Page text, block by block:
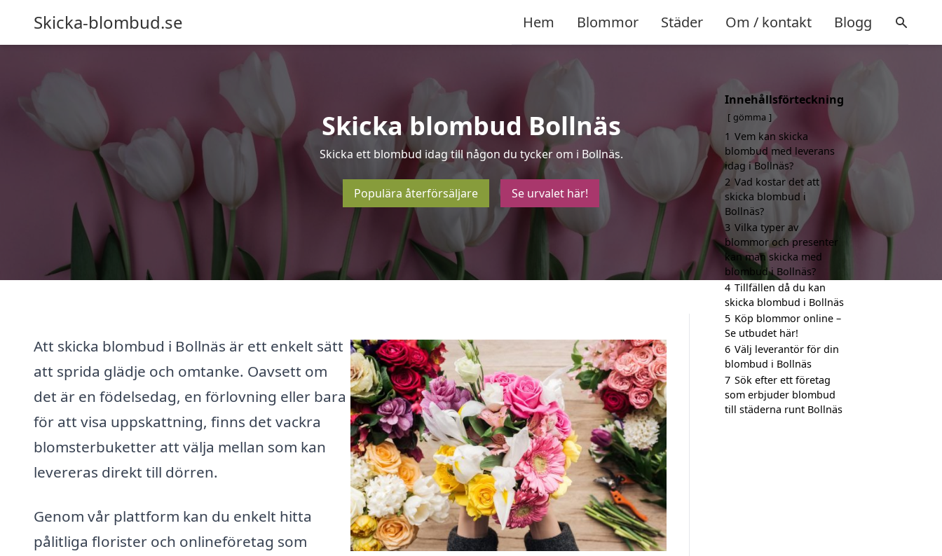
Skicka-blombud.se Hem Blommor Städer Om / kontakt Blogg
Skicka blombud Bollnäs
Skicka ett blombud idag till någon du tycker om i Bollnäs.
Populära återförsäljare Se urvalet här!
Att skicka blombud i Bollnäs är ett enkelt sätt
att sprida glädje och omtanke. Oavsett om
det är en födelsedag, en förlovning eller bara
för att visa uppskattning, finns det vackra
blomsterbuketter att välja mellan som kan
levereras direkt till dörren.
Genom vår plattform kan du enkelt hitta
pålitliga florister och onlineföretag som
Innehållsförteckning
gömma
1 Vem kan skicka
blombud med leverans
idag i Bollnäs?
2 Vad kostar det att
skicka blombud i
Bollnäs?
3 Vilka typer av
blommor och presenter
kan man skicka med
blombud i Bollnäs?
4 Tillfällen då du kan
skicka blombud i Bollnäs
5 Köp blommor online –
Se utbudet här!
6 Välj leverantör för din
blombud i Bollnäs
7 Sök efter ett företag
som erbjuder blombud
till städerna runt Bollnäs